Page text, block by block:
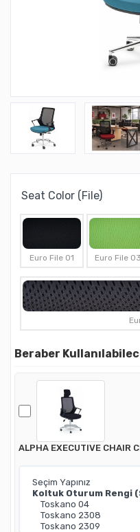
Seat Color (File)
Euro File 01 Euro File 03
Beraber
ALPHA EXECUTIVE CHAIR